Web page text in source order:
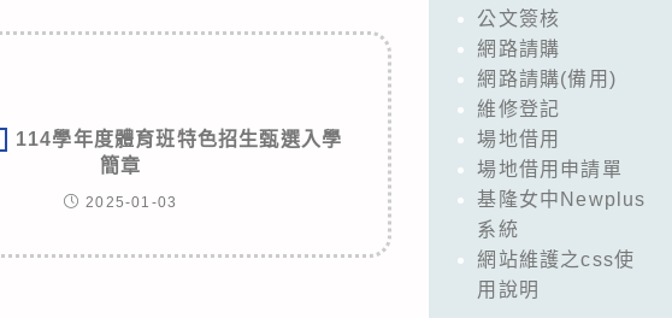
114學年度體育班特色招生甄選入學
簡章
2025-01-03
公文簽核
網路請購
網路請購(備用)
維修登記
場地借用
場地借用申請單
基隆女中Newplus
系統
網站維護之css使
用說明